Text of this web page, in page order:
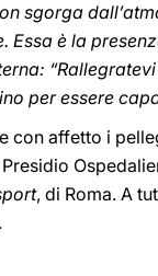
sgorga
Essa è la
per essere
con affetto i
, di Roma. A